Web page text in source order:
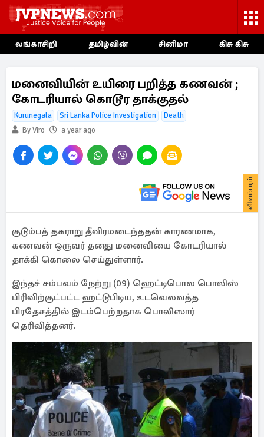
லங்காசிறி தமிழ்வின் சினிமா கிசு கிசு
மனைவியின் உயிரை பறித்த கணவன் ;
கோடரியால் கொடூர தாக்குதல்
Kurunegala Sri Lanka Police Investigation
Death
By Viro
a year ago
விளம்பரம்
குடும்பத் தகராறு தீவிரமடைந்ததன் காரணமாக,
கணவன் ஒருவர் தனது மனைவியை கோடரியால்
தாக்கி கொலை செய்துள்ளார்.
இந்தச் சம்பவம் நேற்று (09) ஹெட்டிபொல பொலிஸ்
பிரிவிற்குட்பட்ட ஹட்டுபிடிய, உடவெலவத்த
பிரதேசத்தில் இடம்பெற்றதாக பொலிஸார்
தெரிவித்தனர்.